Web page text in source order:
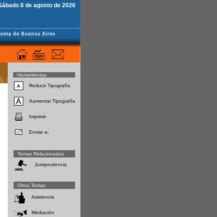
8 de agosto de 2026
Herramientas
Reducir Tipografía
Aumentar Tipografía
Imprimir
Enviar a:
Temas Relacionados
Jurisprudencia
Otros Temas
Asistencia
Mediación